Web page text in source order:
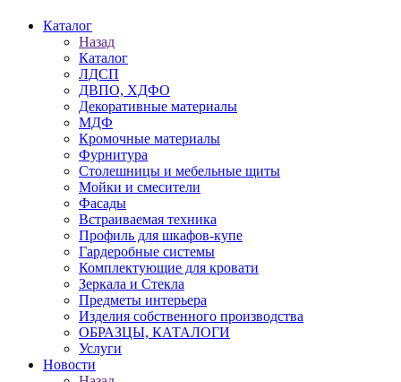
Каталог
Назад
Каталог
ЛДСП
ДВПО, ХДФО
Декоративные материалы
МДФ
Кромочные материалы
Фурнитура
Столешницы и мебельные щиты
Мойки и смесители
Фасады
Встраиваемая техника
Профиль для шкафов-купе
Гардеробные системы
Комплектующие для кровати
Зеркала и Стекла
Предметы интерьера
Изделия собственного производства
ОБРАЗЦЫ, КАТАЛОГИ
Услуги
Новости